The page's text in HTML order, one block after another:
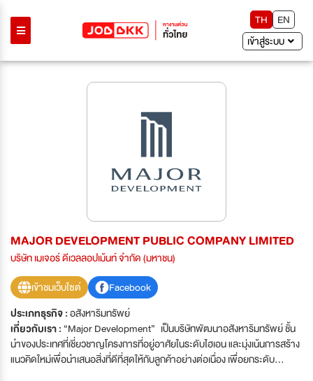
TH
EN
เข้าสู่ระบบ
MAJOR DEVELOPMENT PUBLIC COMPANY LIMITED
บริษัท เมเจอร์ ดีเวลลอปเม้นท์ จำกัด (มหาชน)
เข้าชมเว็บไซต์
Facebook
ประเภทธุรกิจ :อสังหาริมทรัพย์
เกี่ยวกับเรา :“Major Development” เป็นบริษัทพัฒนาอสังหาริมทรัพย์ ชั้น
นำของประเทศที่เชี่ยวชาญโครงการที่อยู่อาศัยในระดับไฮเอน และมุ่งเน้นการสร้าง
แนวคิดใหม่เพื่อนำเสนอสิ่งที่ดีที่สุดให้กับลูกค้าอย่างต่อเนื่อง เพื่อยกระดับ